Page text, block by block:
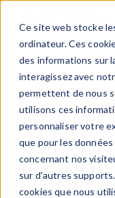
Ce site web stocke
ordinateur. Ces
des informations sur
interagissez avec
permettent de nous
utilisons ces
personnaliser votre
que pour les
concernant nos
sur d'autres
cookies que nous
Articles
RECHERCHE